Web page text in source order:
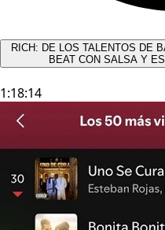
RICH: DE LOS TALENTOS DE
BEAT CON SALSA Y
1:18:14